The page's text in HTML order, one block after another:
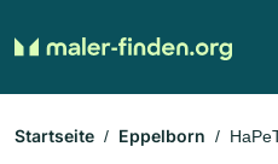
Startseite Eppelborn